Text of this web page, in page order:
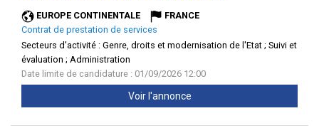
EUROPE CONTINENTALE
FRANCE
Contrat de prestation de services
Secteurs d'activité : Genre, droits et modernisation de l'Etat ; Suivi et
évaluation ; Administration
Date limite de candidature : 01/09/2026 12:00
Voir l'annonce